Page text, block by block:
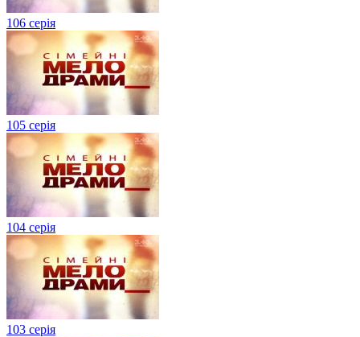
106 серія
105 серія
104 серія
103 серія